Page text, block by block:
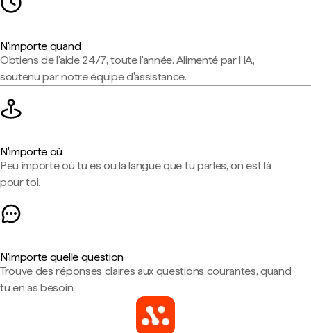
N'importe quand
Obtiens de l'aide 24/7, toute l'année. Alimenté par l'IA,
soutenu par notre équipe d'assistance.
N'importe où
Peu importe où tu es ou la langue que tu parles, on est là
pour toi.
N'importe quelle question
Trouve des réponses claires aux questions courantes, quand
tu en as besoin.